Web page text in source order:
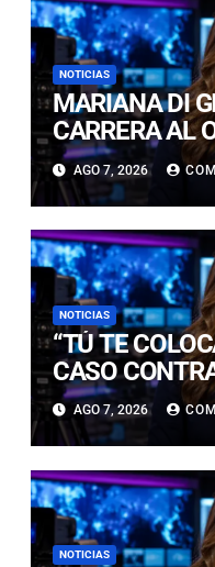
NOTICIAS
MARIANA DI
CARRERA AL
COMO UNA
AGO 7, 2026
NOTICIAS
“TÚ TE
CASO
NO HABLAR
DEJAR LA
AGO 7, 2026
NOTICIAS